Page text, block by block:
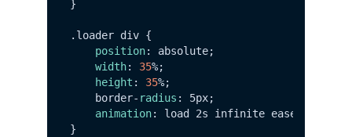
}
. loader div {
position: absolute;
width: 35%;
height : 35%;
    border-
radius : 5px;
animation: load 2s infinite ease-
}